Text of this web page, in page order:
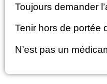
Toujours demander
Tenir hors de portée
N’est pas un